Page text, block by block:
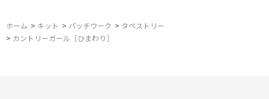
ホーム > キット > パッチワーク > タペストリー
> カントリーガール［ひまわり］